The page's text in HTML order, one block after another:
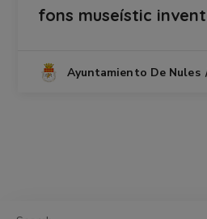
fons museístic
Ayuntamiento De Nules